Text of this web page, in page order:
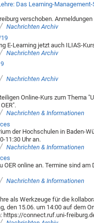
Das Learning-
verschoben.
/ Nachrichten Archiv
E-Learning jetzt auch ILIAS-
/ Nachrichten Archiv
/ Nachrichten Archiv
Online-Kurs zum Thema
/ Nachrichten & Informationen
der Hochschulen in Baden-
11:30 Uhr an.
/ Nachrichten & Informationen
online an. Termine sind am
/ Nachrichten & Informationen
als Werkzeuge für die
den 15.06. um 14:00 auf dem
https://connect.ruf.uni-